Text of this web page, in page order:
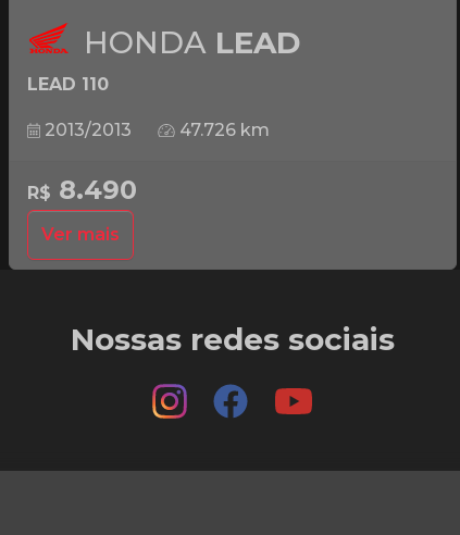
HONDA LEAD
LEAD 110
2013/2013 47.726 km
R$ 8.490
Ver mais
Nossas redes sociais